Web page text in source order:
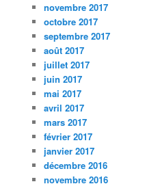
novembre 2017
octobre 2017
septembre 2017
août 2017
juillet 2017
juin 2017
mai 2017
avril 2017
mars 2017
février 2017
janvier 2017
décembre 2016
novembre 2016